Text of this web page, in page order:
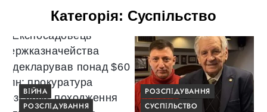
Категорія: Суспільство
ВІЙНА
РОЗСЛІДУВАННЯ
РОЗСЛІДУВАННЯ
СУСПІЛЬСТВО